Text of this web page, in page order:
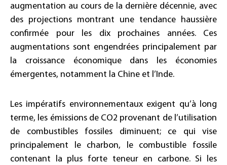
augmentation au cours de la dernière décennie, avec
des projections montrant une tendance haussière
confirmée pour les dix prochaines années. Ces
augmentations sont engendrées principalement par
la croissance économique dans les économies
émergentes, notamment la Chine et l’Inde.
Les impératifs environnementaux exigent qu’à long
terme, les émissions de CO2 provenant de l’utilisation
de combustibles fossiles diminuent; ce qui vise
principalement le charbon, le combustible fossile
contenant la plus forte teneur en carbone. Si les